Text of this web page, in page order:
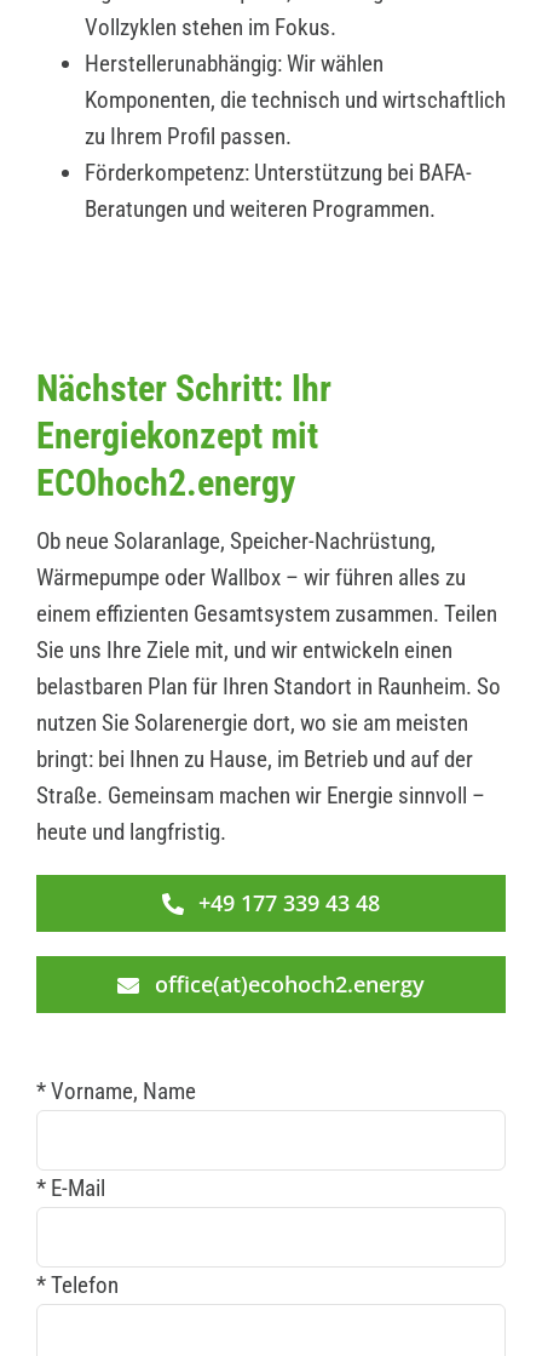
Vollzyklen stehen im Fokus.
Herstellerunabhängig: Wir wählen
Komponenten, die technisch und wirtschaftlich
zu Ihrem Profil passen.
Förderkompetenz: Unterstützung bei BAFA-
Beratungen und weiteren Programmen.
Nächster Schritt: Ihr
Energiekonzept mit
ECOhoch2.energy
Ob neue Solaranlage, Speicher-Nachrüstung,
Wärmepumpe oder Wallbox – wir führen alles zu
einem effizienten Gesamtsystem zusammen. Teilen
Sie uns Ihre Ziele mit, und wir entwickeln einen
belastbaren Plan für Ihren Standort in Raunheim. So
nutzen Sie Solarenergie dort, wo sie am meisten
bringt: bei Ihnen zu Hause, im Betrieb und auf der
Straße. Gemeinsam machen wir Energie sinnvoll –
heute und langfristig.
+49 177 339 43 48
office(at)ecohoch2.energy
* Vorname, Name
* E-Mail
* Telefon